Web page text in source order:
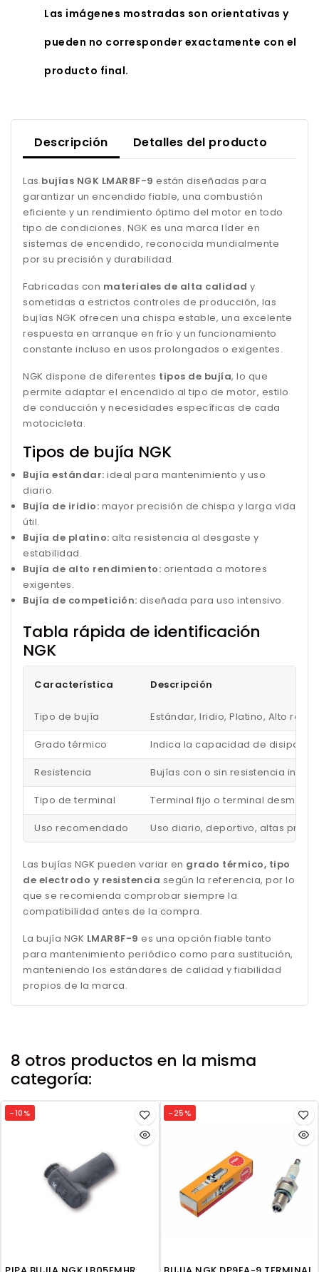
Las imágenes mostradas son orientativas y
pueden no corresponder exactamente con el
producto final.
Descripción Detalles del producto
Las bujías NGK LMAR8F-9 están diseñadas para
garantizar un encendido fiable, una combustión
eficiente y un rendimiento óptimo del motor en todo
tipo de condiciones. NGK es una marca líder en
sistemas de encendido, reconocida mundialmente
por su precisión y durabilidad.
Fabricadas con materiales de alta calidad y
sometidas a estrictos controles de producción, las
bujías NGK ofrecen una chispa estable, una excelente
respuesta en arranque en frío y un funcionamiento
constante incluso en usos prolongados o exigentes.
NGK dispone de diferentes tipos de bujía, lo que
permite adaptar el encendido al tipo de motor, estilo
de conducción y necesidades específicas de cada
motocicleta.
Tipos de bujía NGK
Bujía estándar: ideal para mantenimiento y uso
diario.
Bujía de iridio: mayor precisión de chispa y larga vida
útil.
Bujía de platino: alta resistencia al desgaste y
estabilidad.
Bujía de alto rendimiento: orientada a motores
exigentes.
Bujía de competición: diseñada para uso intensivo.
Tabla rápida de identificación
NGK
Característica Descripción
Tipo de bujía Estándar, Iridio, Platino, Alto
Grado térmico Indica la capacidad de disipar
Resistencia Bujías con o sin resistencia
Tipo de terminal Terminal fijo o terminal
Uso recomendado Uso diario, deportivo, altas
Las bujías NGK pueden variar en grado térmico, tipo
de electrodo y resistencia según la referencia, por lo
que se recomienda comprobar siempre la
compatibilidad antes de la compra.
La bujía NGK LMAR8F-9 es una opción fiable tanto
para mantenimiento periódico como para sustitución,
manteniendo los estándares de calidad y fiabilidad
propios de la marca.
8 otros productos en la misma
categoría:
-10% -25%